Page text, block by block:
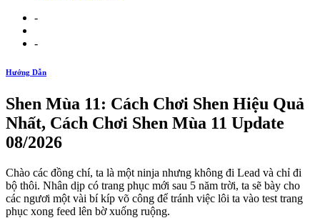
-
-
Hướng Dẫn
Shen Mùa 11: Cách Chơi Shen Hiệu Quả
Nhất, Cách Chơi Shen Mùa 11 Update
08/2026
Chào các đồng chí, ta là một ninja nhưng không đi Lead và chỉ đi
bộ thôi. Nhân dịp có trang phục mới sau 5 năm trời, ta sẽ bày cho
các ngươi một vài bí kíp võ công để tránh việc lôi ta vào test trang
phục xong feed lên bờ xuống ruộng.